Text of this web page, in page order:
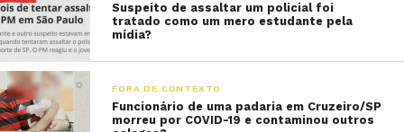
Suspeito de assaltar um policial foi
tratado como um mero estudante pela
mídia?
FORA DE CONTEXTO
Funcionário de uma padaria em Cruzeiro/SP
morreu por COVID-19 e contaminou outros